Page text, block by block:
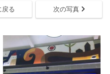
戻る 次の写真